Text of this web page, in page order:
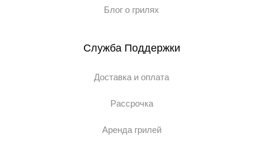
Блог о грилях
Служба Поддержки
Доставка и оплата
Рассрочка
Аренда грилей